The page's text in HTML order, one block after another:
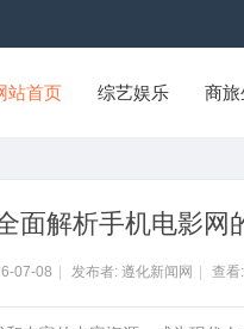
站首页 综艺娱乐 商
面解析手机电影网
07-08 发布者: 遵化新闻网 查